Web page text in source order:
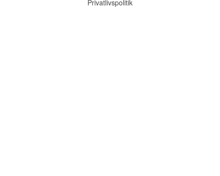
Privatlivspolitik